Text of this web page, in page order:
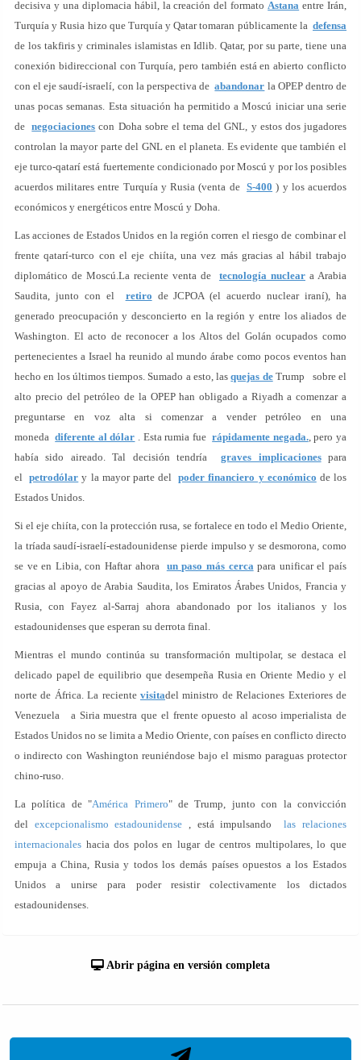
decisiva y una diplomacia hábil, la creación del formatoAstana entre Irán,
Turquía y Rusia hizo que Turquía y Qatar tomaran públicamente la defensa
de los takfiris y criminales islamistas en Idlib. Qatar, por su parte, tiene una
conexión bidireccional con Turquía, pero también está en abierto conflicto
con el eje saudí-israelí, con la perspectiva deabandonar la OPEP dentro de
unas pocas semanas. Esta situación ha permitido a Moscú iniciar una serie
denegociaciones con Doha sobre el tema del GNL, y estos dos jugadores
controlan la mayor parte del GNL en el planeta. Es evidente que también el
eje turco-qatarí está fuertemente condicionado por Moscú y por los posibles
acuerdos militares entre Turquía y Rusia (venta deS-400 ) y los acuerdos
económicos y energéticos entre Moscú y Doha.
Las acciones de Estados Unidos en la región corren el riesgo de combinar el
frente qatarí-turco con el eje chiíta, una vez más gracias al hábil trabajo
diplomático de Moscú.La reciente venta de tecnología nuclear a Arabia
Saudita, junto con el retiro de JCPOA (el acuerdo nuclear iraní), ha
generado preocupación y desconcierto en la región y entre los aliados de
Washington. El acto de reconocer a los Altos del Golán ocupados como
pertenecientes a Israel ha reunido al mundo árabe como pocos eventos han
hecho en los últimos tiempos. Sumado a esto, lasquejas deTrump sobre el
alto precio del petróleo de la OPEP han obligado a Riyadh a comenzar a
preguntarse en voz alta si comenzar a vender petróleo en una
monedadiferente al dólar . Esta rumia fuerápidamente negada., pero ya
había sido aireado. Tal decisión tendríagraves implicacionespara
elpetrodólar y la mayor parte delpoder financiero y económico de los
Estados Unidos.
Si el eje chiíta, con la protección rusa, se fortalece en todo el Medio Oriente,
la tríada saudí-israelí-estadounidense pierde impulso y se desmorona, como
se ve en Libia, con Haftar ahora un paso más cercapara unificar el país
gracias al apoyo de Arabia Saudita, los Emiratos Árabes Unidos, Francia y
Rusia, con Fayez al-Sarraj ahora abandonado por los italianos y los
estadounidenses que esperan su derrota final.
Mientras el mundo continúa su transformación multipolar, se destaca el
delicado papel de equilibrio que desempeña Rusia en Oriente Medio y el
norte de África. La reciente visitadel ministro de Relaciones Exteriores de
Venezuela a Siria muestra que el frente opuesto al acoso imperialista de
Estados Unidos no se limita a Medio Oriente, con países en conflicto directo
o indirecto con Washington reuniéndose bajo el mismo paraguas protector
chino-ruso.
La política de "América Primero" de Trump, junto con la convicción
del excepcionalismo estadounidense , está impulsandolas relaciones
internacionales hacia dos polos en lugar de centros multipolares, lo que
empuja a China, Rusia y todos los demás países opuestos a los Estados
Unidos a unirse para poder resistir colectivamente los dictados
estadounidenses.
Abrir página en versión completa